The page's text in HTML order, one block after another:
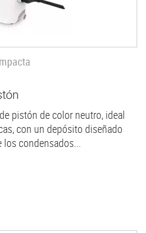
pistón de color neutro, ideal
con un depósito diseñado
condensados...